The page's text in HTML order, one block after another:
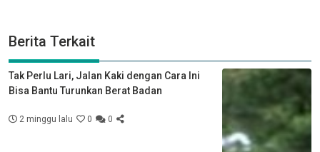
Berita Terkait
Tak Perlu Lari, Jalan Kaki dengan Cara Ini
Bisa Bantu Turunkan Berat Badan
2 minggu lalu 0 0